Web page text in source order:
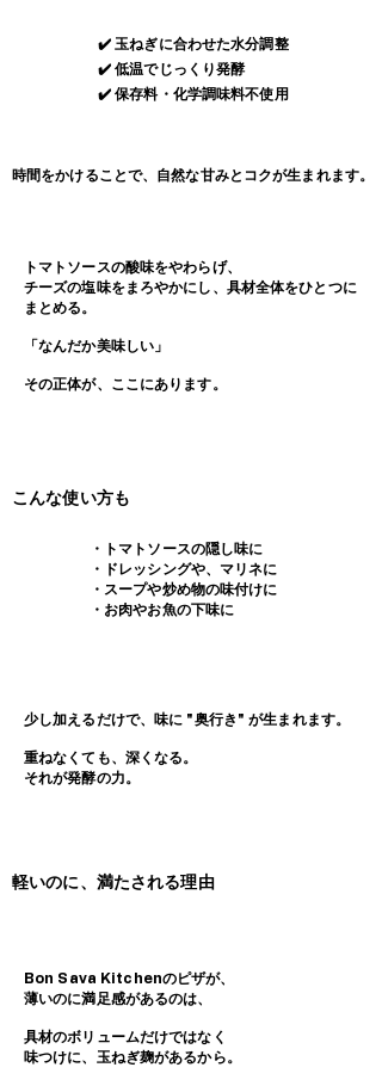
✔️ 玉ねぎに合わせた水分調整
✔️ 低温でじっくり発酵
​✔️ 保存料・化学調味料不使用
時間をかけることで、自然な甘みとコクが生まれます。
トマトソースの酸味をやわらげ、
​チーズの塩味をまろやかにし、具材全体をひとつに
まとめる。
「なんだか美味しい」
​その正体が、ここにあります。
こんな使い方も
・トマトソースの隠し味に
・ドレッシングや、マリネに
・スープや炒め物の味付けに
・お肉やお魚の下味に
少し加えるだけで、味に "奥行き" が生まれます。
重ねなくても、深くなる。
​それが発酵の力。
軽いのに、満たされる理由
Bon Sava Kitchenのピザが、
薄いのに満足感があるのは、
具材のボリュームだけではなく
味つけに、玉ねぎ麹があるから。